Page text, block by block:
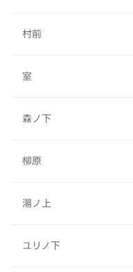
村前
室
森ノ下
柳原
湯ノ上
ユリノ下